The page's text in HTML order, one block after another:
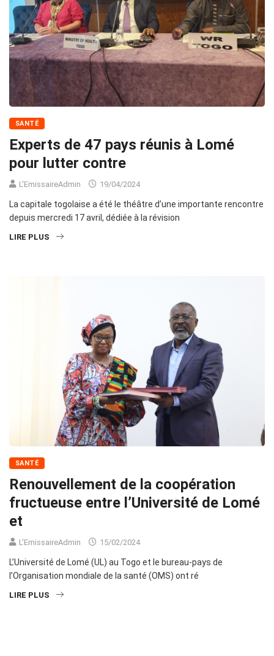
SANTÉ
Experts de 47 pays réunis à Lomé
pour lutter contre
L'EmissaireAdmin 19/04/2024
La capitale togolaise a été le théâtre d’une importante rencontre
depuis mercredi 17 avril, dédiée à la révision
LIRE PLUS
SANTÉ
Renouvellement de la coopération
fructueuse entre l’Université de Lomé
et
L'EmissaireAdmin 15/02/2024
L’Université de Lomé (UL) au Togo et le bureau-pays de
l’Organisation mondiale de la santé (OMS) ont ré
LIRE PLUS